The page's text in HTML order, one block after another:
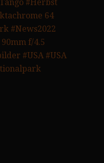
#Herbst
64
#News2022
f/4.5
#USA #USA